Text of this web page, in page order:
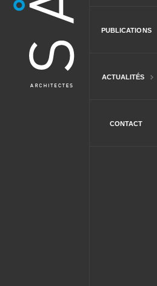
PUBLICATIONS
ACTUALITÉS
CONTACT